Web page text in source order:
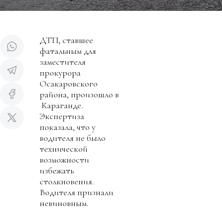
ДТП, ставшее
фатальным для
заместителя
прокурора
Осакаровского
района, произошло в
Караганде.
Экспертиза
показала, что у
водителя не было
технической
возможности
избежать
столкновения.
Водителя признали
невиновным.